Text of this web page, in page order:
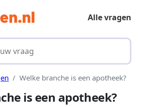
Alle vragen
Welke branche is een apotheek?
is een apotheek?